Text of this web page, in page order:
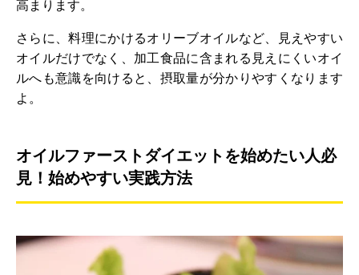
高まります。
さらに、料理にかけるオリーブオイルなど、見えやすい
オイルだけでなく、加工食品に含まれる見えにくいオイ
ルへも意識を向けると、摂取量が分かりやすくなります
よ。
オイルファーストダイエットを始めたい人必
見！始めやすい実践方法